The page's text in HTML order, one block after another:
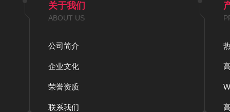
关于我们
ABOUT US
公司简介
企业文化
荣誉资质
联系我们